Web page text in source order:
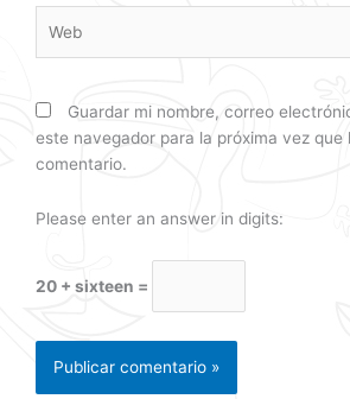
Guardar mi nombre, correo
este navegador para la próxima vez que
comentario.
Please enter an answer in digits:
20 + sixteen =